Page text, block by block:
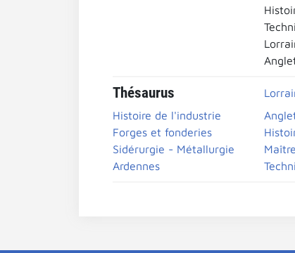
Thésaurus
Histoire de l'industrie
Forges et fonderies
Sidérurgie - Métallurgie
Ardennes